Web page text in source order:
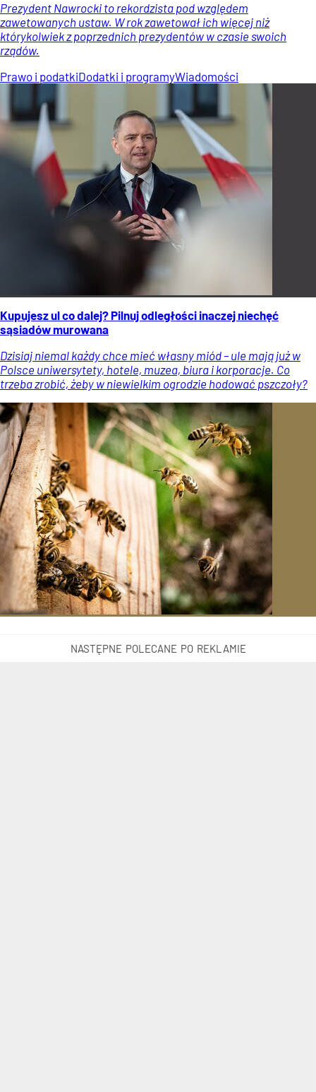
Prezydent Nawrocki to rekordzista pod względem
zawetowanych ustaw. W rok zawetował ich więcej niż
którykolwiek z poprzednich prezydentów w czasie swoich
rządów.
Prawo i podatkiDodatki i programyWiadomości
Kupujesz ul co dalej? Pilnuj odległości inaczej niechęć
sąsiadów murowana
Dzisiaj niemal każdy chce mieć własny miód – ule mają już w
Polsce uniwersytety, hotele, muzea, biura i korporacje. Co
trzeba zrobić, żeby w niewielkim ogrodzie hodować pszczoły?